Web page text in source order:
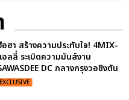
อฮา สร้างความประทับใจ! 4MIX-
อลลี่ ระเบิดความมันส์งาน
DC กลางกรุงวอชิงตัน
EXCLUSIVE